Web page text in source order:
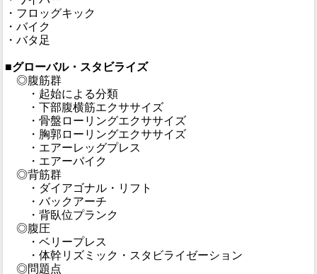
・フロッグキック
・バイク
・バタ足
■グローバル・スタビライズ
◎腹筋群
・起始による分類
・下部腹横筋エクササイズ
・骨盤ローリングエクササイズ
・胸郭ローリングエクササイズ
・エアーレッグプレス
・エアーバイク
◎背筋群
・ダイアゴナル・リフト
・バックアーチ
・背臥位プランク
◎腹圧
・ベリープレス
・体幹リズミック・スタビライゼーション
◎問題点